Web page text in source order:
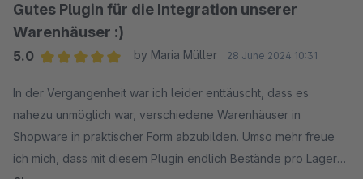
Gutes Plugin für die Integration unserer
Warenhäuser :)
5.0
by Maria Müller 28 June 2024 10:31
In der Vergangenheit war ich leider enttäuscht, dass es
nahezu unmöglich war, verschiedene Warenhäuser in
Shopware in praktischer Form abzubilden. Umso mehr freue
ich mich, dass mit diesem Plugin endlich Bestände pro Lager